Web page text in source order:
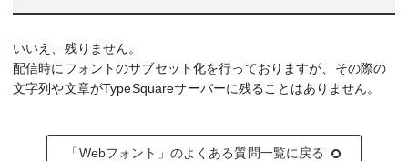
いいえ、残りません。
配信時にフォントのサブセット化を行っておりますが、その際の
文字列や文章がTypeSquareサーバーに残ることはありません。
「Webフォント」のよくある質問一覧に戻る